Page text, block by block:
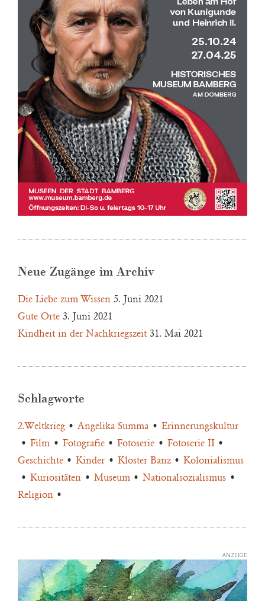
Neue Zugänge im Archiv
Die Liebe zum Wissen 5. Juni 2021
Gute Orte 3. Juni 2021
Kindheit in der Nachkriegszeit 31. Mai 2021
Schlagworte
2.Weltkrieg Angelika Summa
Erinnerungskultur
Film
Fotografie Fotoserie
Fotoserie II
Geschichte
Kinder Kloster Banz
Kolonialismus
Kuriositäten
Museum
Nationalsozialismus
Religion
ANZEIGE